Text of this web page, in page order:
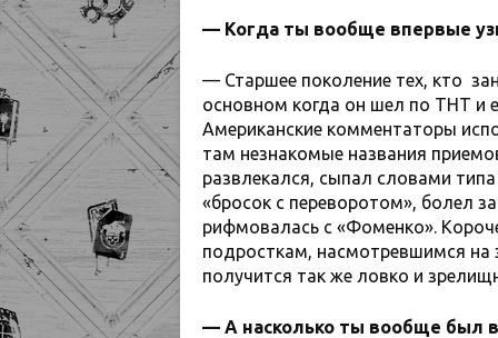
— Когда ты вообще впервые
— Старшее поколение тех, кто
основном когда он шел по ТНТ и
Американские комментаторы
там незнакомые названия
развлекался, сыпал словами
«бросок с переворотом», болел
рифмовалась с «Фоменко».
подросткам, насмотревшимся на
получится так же ловко и
— А насколько ты вообще был